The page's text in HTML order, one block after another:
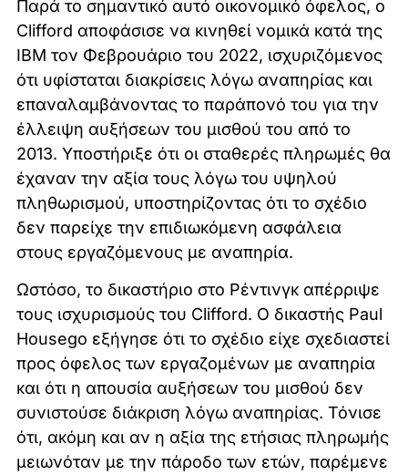
Παρά το σημαντικό αυτό οικονομικό όφελος, ο
Clifford αποφάσισε να κινηθεί νομικά κατά της
IBM τον Φεβρουάριο του 2022, ισχυριζόμενος
ότι υφίσταται διακρίσεις λόγω αναπηρίας και
επαναλαμβάνοντας το παράπονό του για την
έλλειψη αυξήσεων του μισθού του από το
2013. Υποστήριξε ότι οι σταθερές πληρωμές θα
έχαναν την αξία τους λόγω του υψηλού
πληθωρισμού, υποστηρίζοντας ότι το σχέδιο
δεν παρείχε την επιδιωκόμενη ασφάλεια
στους εργαζόμενους με αναπηρία.
Ωστόσο, το δικαστήριο στο Ρέντινγκ απέρριψε
τους ισχυρισμούς του Clifford. Ο δικαστής Paul
Housego εξήγησε ότι το σχέδιο είχε σχεδιαστεί
προς όφελος των εργαζομένων με αναπηρία
και ότι η απουσία αυξήσεων του μισθού δεν
συνιστούσε διάκριση λόγω αναπηρίας. Τόνισε
ότι, ακόμη και αν η αξία της ετήσιας πληρωμής
μειωνόταν με την πάροδο των ετών, παρέμενε